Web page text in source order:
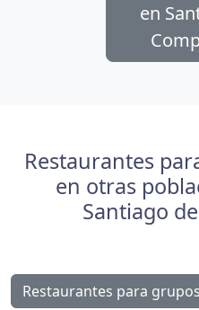
en
Restaurantes
en otras
Santiago
Restaurantes para